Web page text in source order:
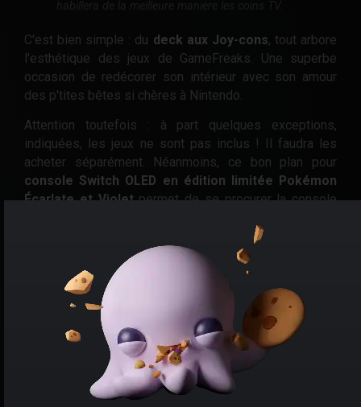
C'est bien simple : du deck aux Joy-cons, tout arbore
l'esthétique des jeux de GameFreaks. Une superbe
occasion de redécorer son intérieur avec son amour
des p'tites bêtes si chères à Nintendo.
Attention toutefois : à part quelques exceptions,
indiquées, les jeux ne sont pas inclus ! Il faudra les
acheter séparément. Néanmoins, ce bon plan pour
console Switch OLED en édition limitée Pokémon
Écarlate et Violetpermet de se procurer la console